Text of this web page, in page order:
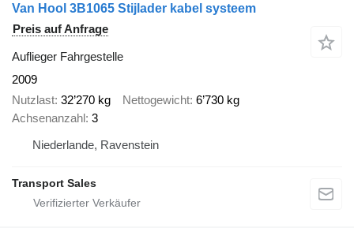
Van Hool 3B1065 Stijlader kabel systeem
Preis auf Anfrage
Auflieger Fahrgestelle
2009
Nutzlast 32’270 kg Nettogewicht 6’730 kg
Achsenanzahl 3
Niederlande, Ravenstein
Transport Sales